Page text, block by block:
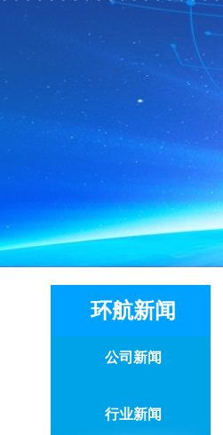
环航新闻
公司新闻
行业新闻